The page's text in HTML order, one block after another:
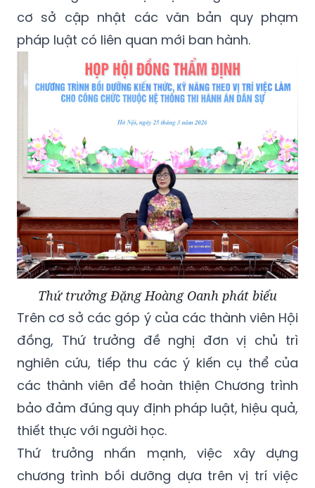
cơ sở cập nhật các văn bản quy phạm
pháp luật có liên quan mới ban hành.
Thứ trưởng Đặng Hoàng Oanh phát biểu
Trên cơ sở các góp ý của các thành viên Hội
đồng, Thứ trưởng đề nghị đơn vị chủ trì
nghiên cứu, tiếp thu các ý kiến cụ thể của
các thành viên để hoàn thiện Chương trình
bảo đảm đúng quy định pháp luật, hiệu quả,
thiết thực với người học.
Thứ trưởng nhấn mạnh, việc xây dựng
chương trình bồi dưỡng dựa trên vị trí việc